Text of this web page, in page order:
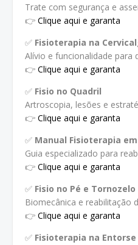
Trate com segurança e
👉 Clique aqui e garanta
✅ Fisioterapia na
Alívio e funcionalidade para
👉 Clique aqui e garanta
✅ Fisio no Quadril
Artroscopia, lesões e
👉 Clique aqui e garanta
✅ Manual Fisioterapia
Guia especializado para
👉 Clique aqui e garanta
✅ Fisio no Pé e Tornozelo
Biomecânica e reabilitação
👉 Clique aqui e garanta
✅ Fisioterapia na